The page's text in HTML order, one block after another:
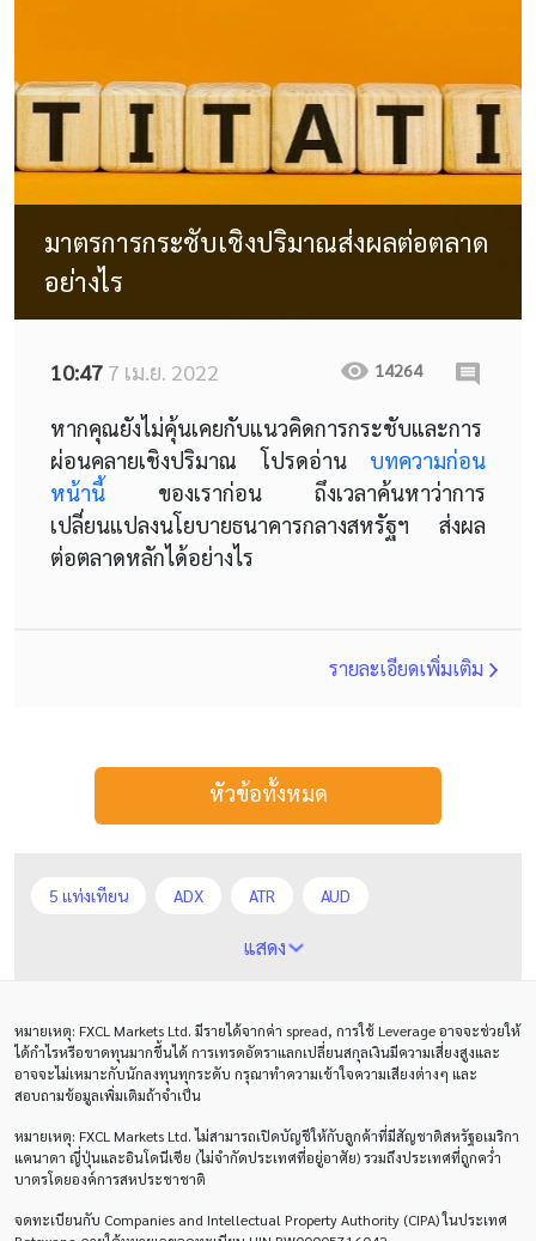
มาตรการกระชับเชิงปริมาณส่งผลต่อตลาด
อย่างไร
10:47 7 เม.ย. 2022 14264
หากคุณยังไม่คุ้นเคยกับแนวคิดการกระชับและการ
ผ่อนคลายเชิงปริมาณ โปรดอ่าน บทความก่อน
หน้านี้ ของเราก่อน ถึงเวลาค้นหาว่าการ
เปลี่ยนแปลงนโยบายธนาคารกลางสหรัฐฯ ส่งผล
ต่อตลาดหลักได้อย่างไร
รายละเอียดเพิ่มเติม
หัวข้อทั้งหมด
5 แท่งเทียน ADX ATR AUD
Average True Range
CAD CHF COVID-19 CPI Charles Dow
Cherry Blossom Chinese Yuan
Correlation Matrix D1 DXY DailyFX
Default mode network
แสดง
หมายเหตุ: FXCL Markets Ltd. มีรายได้จากค่า spread, การใช้ Leverageอาจจะช่วยให้
ได้กำไรหรือขาดทุนมากขึ้นได้ การเทรดอัตราแลกเปลี่ยนสกุลเงินมีความเสี่ยงสูงและ
อาจจะไม่เหมาะกับนักลงทุนทุกระดับ กรุณาทำความเข้าใจความเสียงต่างๆ และ
สอบถามข้อมูลเพิ่มเติมถ้าจำเป็น
หมายเหตุ: FXCL Markets Ltd.ไม่สามารถเปิดบัญชีให้กับลูกค้าที่มีสัญชาติสหรัฐอเมริกา
แคนาดา ญี่ปุ่นและอินโดนีเซีย (ไม่จำกัดประเทศที่อยู่อาศัย) รวมถึงประเทศที่ถูกคว่ำ
บาตรโดยองค์การสหประชาชาติ
จดทะเบียนกับ Companies and Intellectual Property Authority (CIPA) ในประเทศ